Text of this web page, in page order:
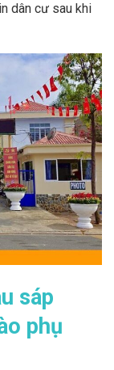
dân cư sau khi
sáp
phụ